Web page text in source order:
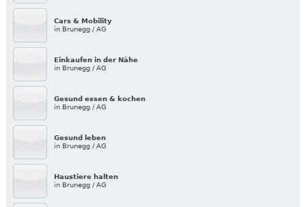
Cars & Mobility
in Brunegg / AG
Einkaufen in der Nähe
in Brunegg / AG
Gesund essen & kochen
in Brunegg / AG
Gesund leben
in Brunegg / AG
Haustiere halten
in Brunegg / AG